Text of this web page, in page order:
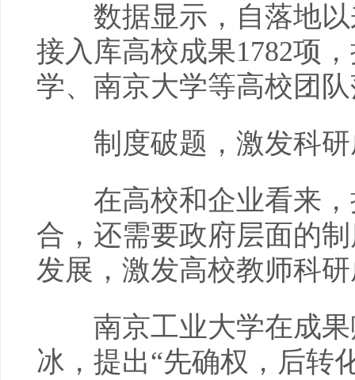
数据显示，自落地以
接入库高校成果1782项
学、南京大学等高校团
制度破题，激发科研
在高校和企业看来，
合，还需要政府层面的
发展，激发高校教师科
南京工业大学在成果
冰，提出“先确权，后转